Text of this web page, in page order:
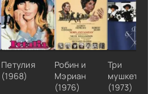
Петулия
(1968)
Робин и
Мэриан
(1976)
Три
(1973)